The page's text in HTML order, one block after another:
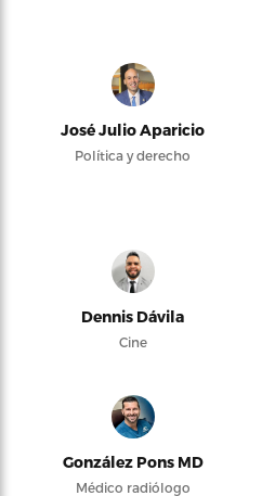
José Julio Aparicio
Política y derecho
Dennis Dávila
Cine
González Pons MD
Médico radiólogo